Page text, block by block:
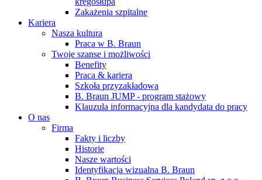
Zakażenia szpitalne
Kariera
Nasza kultura
Praca w B. Braun
Twoje szanse i możliwości
Benefity
Praca & kariera
Szkoła przyzakładowa
B. Braun JUMP - program stażowy
Klauzula informacyjna dla kandydata do pracy
O nas
Firma
Fakty i liczby
Historie
Nasze wartości
Identyfikacja wizualna B. Braun